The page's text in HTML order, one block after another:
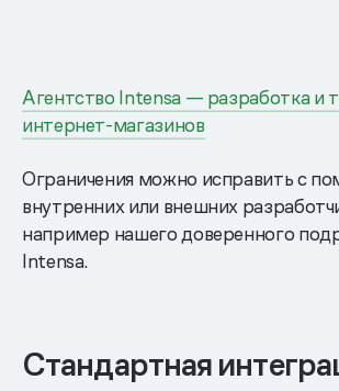
Агентство Intensa — разработка и
интернет-магазинов
Ограничения можно исправить с
внутренних или внешних
например нашего доверенного
Intensa.
Стандартная